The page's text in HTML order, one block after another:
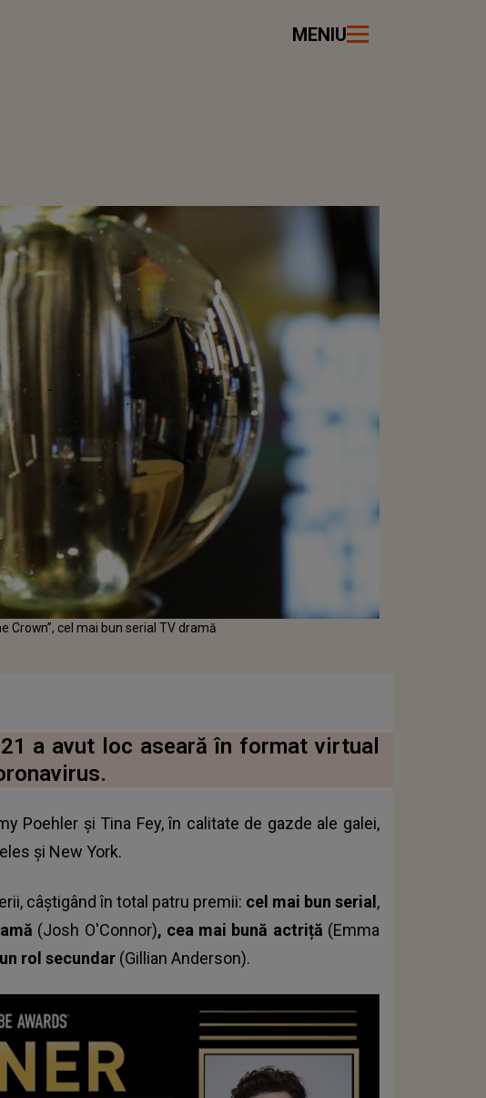
MENIU
Crown”, cel mai bun serial TV dramă
a avut loc aseară în format virtual
Poehler şi Tina Fey, în calitate de gazde ale galei,
şi New York.
câștigând în total patru premii: cel mai bun serial,
(Josh O'Connor), cea mai bună actriță (Emma
rol secundar (Gillian Anderson).